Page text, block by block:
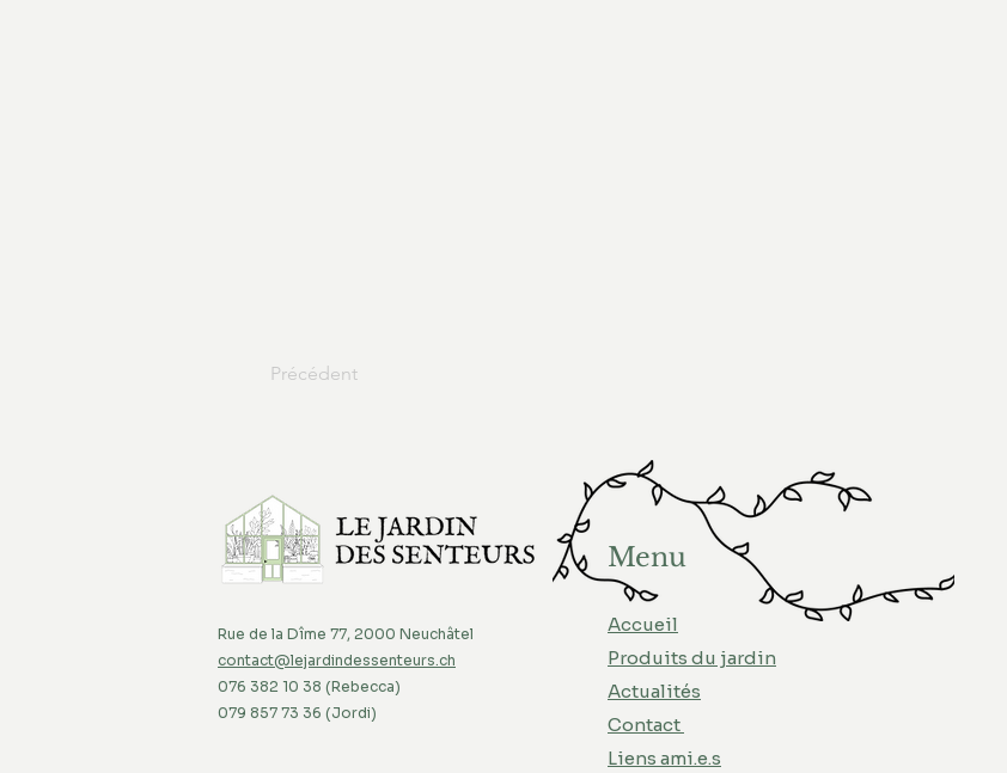
Précédent
Rue de la Dîme 77, 2000 Neuchâtel
contact@lejardindessenteurs.ch
076 382 10 38 (Rebecca)
079 857 73 36 (Jordi)
Menu
Accueil
Produits du jardin
Actualités
Contact
Liens ami.e.s